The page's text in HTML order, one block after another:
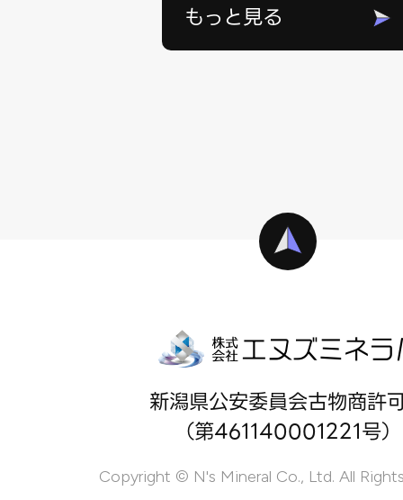
もっと見る
新潟県公安委員会古物商許
（第461140001221号）
Copyright © N's Mineral Co., Ltd. All